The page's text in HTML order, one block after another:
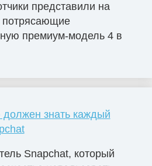
представили на
потрясающие
премиум-модель 4 в
должен знать каждый
Snapchat, который